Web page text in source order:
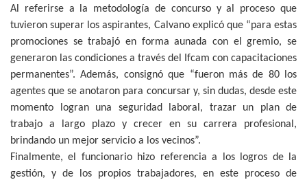
Al referirse a la metodología de concurso y al proceso que
tuvieron superar los aspirantes, Calvano explicó que “para estas
promociones se trabajó en forma aunada con el gremio, se
generaron las condiciones a través del Ifcam con capacitaciones
permanentes”. Además, consignó que “fueron más de 80 los
agentes que se anotaron para concursar y, sin dudas, desde este
momento logran una seguridad laboral, trazar un plan de
trabajo a largo plazo y crecer en su carrera profesional,
brindando un mejor servicio a los vecinos”.
Finalmente, el funcionario hizo referencia a los logros de la
gestión, y de los propios trabajadores, en este proceso de